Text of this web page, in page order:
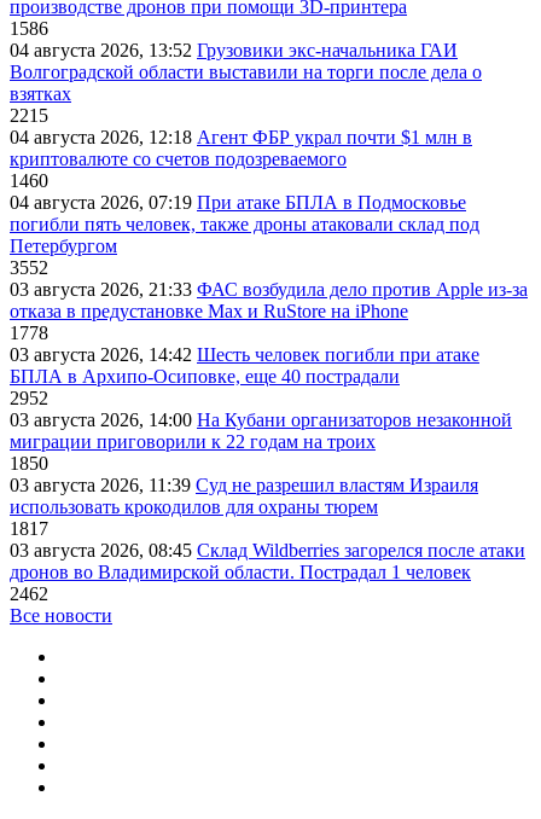
производстве дронов при помощи 3D‑принтера
1586
04 августа 2026, 13:52 Грузовики экс-начальника ГАИ
Волгоградской области выставили на торги после дела о
взятках
2215
04 августа 2026, 12:18 Агент ФБР украл почти $1 млн в
криптовалюте со счетов подозреваемого
1460
04 августа 2026, 07:19 При атаке БПЛА в Подмосковье
погибли пять человек, также дроны атаковали склад под
Петербургом
3552
03 августа 2026, 21:33 ФАС возбудила дело против Apple из-за
отказа в предустановке Max и RuStore на iPhone
1778
03 августа 2026, 14:42 Шесть человек погибли при атаке
БПЛА в Архипо-Осиповке, еще 40 пострадали
2952
03 августа 2026, 14:00 На Кубани организаторов незаконной
миграции приговорили к 22 годам на троих
1850
03 августа 2026, 11:39 Суд не разрешил властям Израиля
использовать крокодилов для охраны тюрем
1817
03 августа 2026, 08:45 Склад Wildberries загорелся после атаки
дронов во Владимирской области. Пострадал 1 человек
2462
Все новости